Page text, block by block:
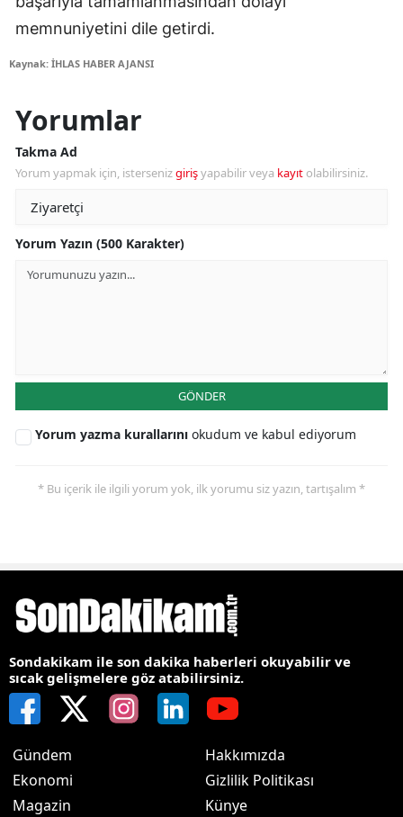
memnuniyetini dile getirdi.
Kaynak: İHLAS HABER AJANSI
Yorumlar
Takma Ad
Yorum yapmak için, istersenizgirişyapabilir veya kayıt olabilirsiniz.
Yorum Yazın (500 Karakter)
GÖNDER
Yorum yazma kurallarını okudum ve kabul ediyorum
* Bu içerik ile ilgili yorum yok, ilk yorumu siz yazın, tartışalım *
Sondakikam ile son dakika haberleri okuyabilir ve
sıcak gelişmelere göz atabilirsiniz.
Gündem
Ekonomi
Magazin
Hakkımızda
Gizlilik Politikası
Künye